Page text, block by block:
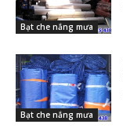
Bạt che nắng mưa
Bạt che nắng mưa